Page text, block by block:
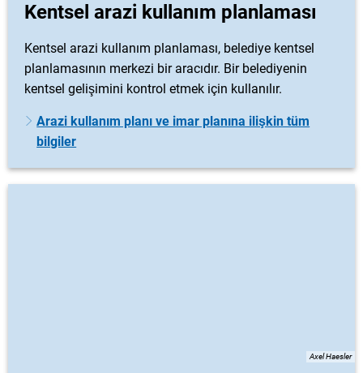
Kentsel arazi kullanım planlaması
Kentsel arazi kullanım planlaması, belediye kentsel
planlamasının merkezi bir aracıdır. Bir belediyenin
kentsel gelişimini kontrol etmek için kullanılır.
Arazi kullanım planı ve imar planına ilişkin tüm
bilgiler
Axel Haesler